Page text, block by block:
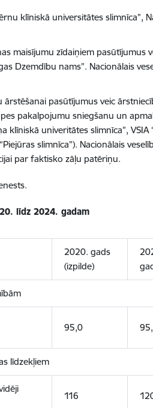
klīniskā universitātes
maisījumu zīdaiņiem pasūtījumus
Dzemdību nams”. Nacionālais
pasūtījumus veic
pakalpojumu sniegšanu un
klīniskā univeritātes slimnīca”,
slimnīca”). Nacionālais
par faktisko zāļu patēriņu.
līdz 2024. gadam
2020. gads
(izpilde)
95,0
līdzekļiem
116